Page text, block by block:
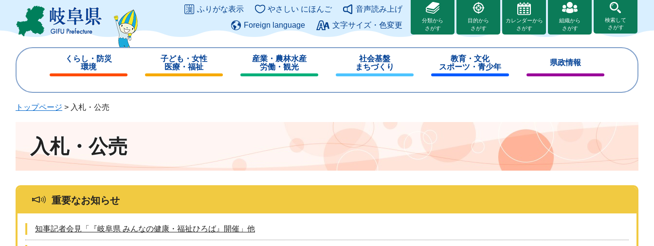
ジ
ュ
このページの本文へ
ふりがな表示 やさしい にほんご
音声読み上げ
Foreign language
文字サイズ・色変更
分類から
さがす
目的から
さがす
カレンダーから
さがす
組織から
さがす
検索して
さがす
くらし・防災
環境
じ
子ども・女性
医療・福祉
じ
産業・農林水産
労働・観光
じ
社会基盤
まちづくり
じ
教育・文化
スポーツ・青少年
じ
県政情報
じ
トップページ > 入札・公売
入札・公売
重要なお知らせ
知事記者会見「『岐阜県 みんなの健康・福祉ひろば』開催」他